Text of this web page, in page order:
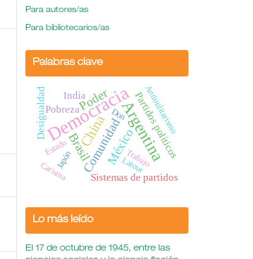
Para autores/as
Para bibliotecarios/as
Palabras clave
DemocraciaArgentina
China
Comunidad
México
Brasil
Poder
DesigualdadPobreza Partidos políticos
India
Sistemas de partidos
Don
Japón
Antiutilitarismo
Trabajo
Latour
Estado
Carisma
Lo más leído
El 17 de octubre de 1945, entre las